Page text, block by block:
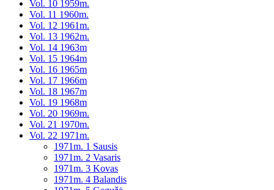
Vol. 10 1959m.
Vol. 11 1960m.
Vol. 12 1961m.
Vol. 13 1962m.
Vol. 14 1963m
Vol. 15 1964m
Vol. 16 1965m
Vol. 17 1966m
Vol. 18 1967m
Vol. 19 1968m
Vol. 20 1969m.
Vol. 21 1970m.
Vol. 22 1971m.
1971m. 1 Sausis
1971m. 2 Vasaris
1971m. 3 Kovas
1971m. 4 Balandis